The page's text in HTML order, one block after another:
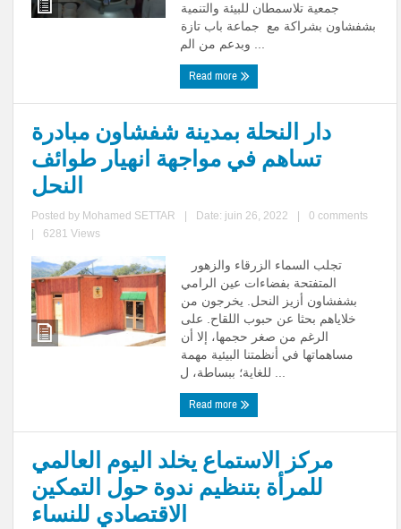
جمعية تلاسمطان للبيئة والتنمية
بشفشاون بشراكة مع جماعة باب تازة
Read more
دار النحلة بمدينة شفشاون مبادرة
تساهم في مواجهة انهيار طوائف
النحل
Posted by Mohamed SETTAR Date: juin 26, 2022
0 comments
6281 Views
المتفتحة بفضاءات عين الرامي
بشفشاون أزيز النحل. يخرجون من
خلاياهم بحثا عن حبوب اللقاح. على
الرغم من صغر حجمها، إلا أن
مساهماتها في أنظمتنا البيئية مهمة
Read more
مركز الاستماع يخلد اليوم العالمي
للمرأة بتنظيم ندوة حول التمكين
الاقتصادي للنساء